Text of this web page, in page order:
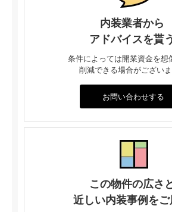
内装業者から
アドバイスを貰う
条件によっては開業資金を想
削減できる場合がございま
お問い合わせする
この物件の広さ
近しい内装事例をご